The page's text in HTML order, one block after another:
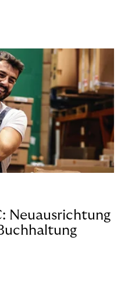
Neuausrichtung